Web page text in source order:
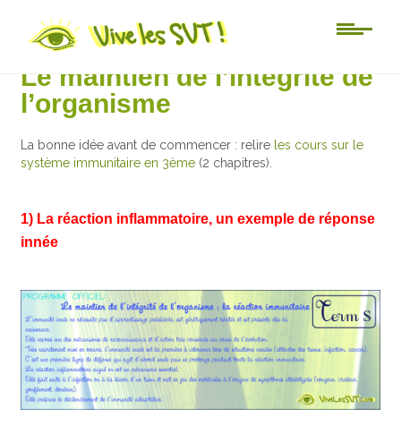
Lycée
Le maintien de l’intégrité de
l’organisme
La bonne idée avant de commencer : relire les cours sur le
système immunitaire en 3ème (2 chapitres).
1) La réaction inflammatoire, un exemple de réponse
innée